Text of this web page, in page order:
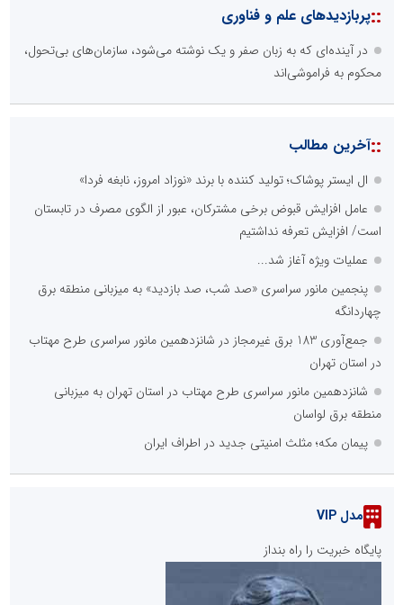
::پربازدیدهای علم و فناوری
در آینده‌ای که به زبان صفر و یک نوشته می‌شود، سازمان‌های بی‌تحول،
محکوم به فراموشی‌اند
::آخرین مطالب
ال ایستر پوشاک؛ تولید کننده با برند «نوزاد امروز، نابغه فردا»
عامل افزایش قبوض برخی مشترکان، عبور از الگوی مصرف در تابستان
است/ افزایش تعرفه نداشتیم
عملیات ویژه آغاز شد...
پنجمین مانور سراسری «صد شب، صد بازدید» به میزبانی منطقه برق
چهاردانگه
جمع‌آوری 183 برق غیرمجاز در شانزدهمین مانور سراسری طرح مهتاب
در استان تهران
شانزدهمین مانور سراسری طرح مهتاب در استان تهران به میزبانی
منطقه برق لواسان
پیمان مکه؛ مثلث امنیتی جدید در اطراف ایران
مدل VIP
پایگاه خبریت را راه بنداز